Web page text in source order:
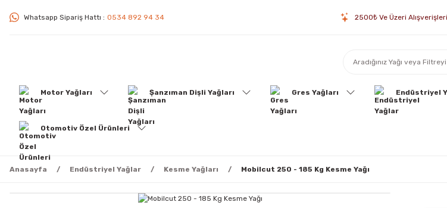
Whatsapp Sipariş Hattı : 0534 892 94 34 2500₺ Ve Üzeri
Motor Yağları Şanzıman Dişli Yağları Gres Yağları Endüstriyel
Otomotiv Özel Ürünleri
Anasayfa Endüstriyel Yağlar Kesme Yağları Mobilcut 250 - 185 Kg Kesme Yağı